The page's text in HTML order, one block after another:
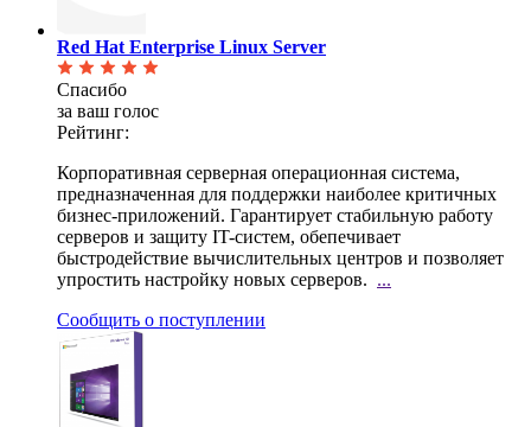
Red Hat Enterprise Linux Server
Спасибо
за ваш голос
Рейтинг:
Корпоративная серверная операционная система,
предназначенная для поддержки наиболее критичных
бизнес-приложений. Гарантирует стабильную работу
серверов и защиту IT-систем, обепечивает
быстродействие вычислительных центров и позволяет
упростить настройку новых серверов. ...
Сообщить о поступлении